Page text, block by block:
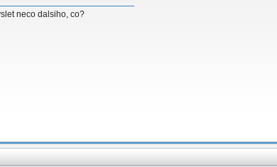
neco dalsiho, co?